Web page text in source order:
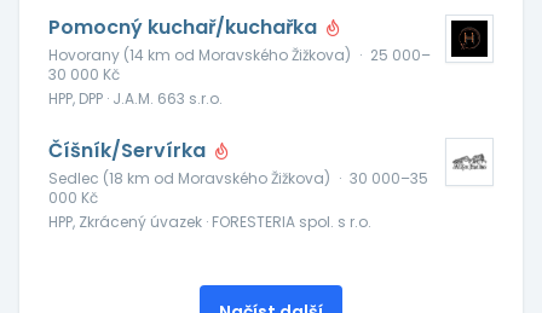
Pomocný kuchař/kuchařka
Hovorany (14 km od Moravského Žižkova) · 25 000–
30 000 Kč
HPP, DPP · J.A.M. 663 s.r.o.
Číšník/Servírka
Sedlec (18 km od Moravského Žižkova) · 30 000–35
000 Kč
HPP, Zkrácený úvazek · FORESTERIA spol. s r.o.